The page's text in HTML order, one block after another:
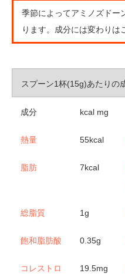
季節によってアミノズドー
ります。成分には変わりは
スプーン1杯(15g)あたりの
成分 kcal mg
熱量 55kcal
脂肪 7kcal
総脂質 1g
飽和脂肪酸 0.35g
コレストロ
19.5mg